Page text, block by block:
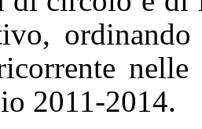
2011-2014.